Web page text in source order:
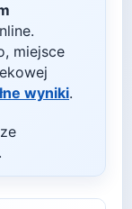
miejsce
wyniki.